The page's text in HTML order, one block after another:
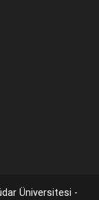
Üniversitesi -